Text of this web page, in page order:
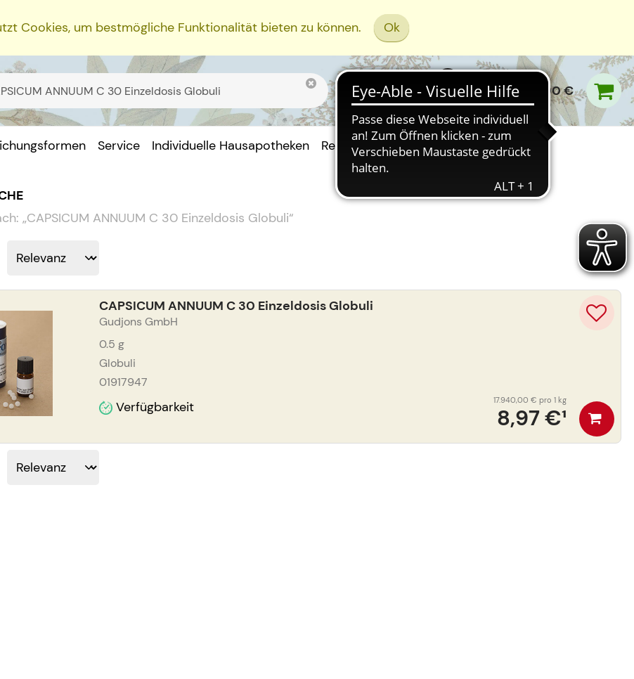
Cookies, um bestmögliche Funktionalität bieten zu können. Ok
0,00 €
Service Individuelle Hausapotheken Rezept Einreichen
„CAPSICUM ANNUUM C 30 Einzeldosis Globuli“
CAPSICUM ANNUUM C 30 Einzeldosis Globuli
Gudjons GmbH
0.5 g
Globuli
01917947
Verfügbarkeit 8,97 €¹
17.940,00 € pro 1 kg